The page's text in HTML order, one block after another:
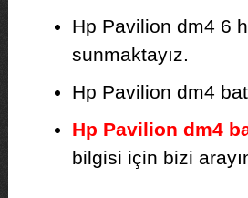
Hp Pavilion dm4 6
sunmaktayız.
Hp Pavilion dm4
Hp Pavilion dm4
bilgisi için bizi